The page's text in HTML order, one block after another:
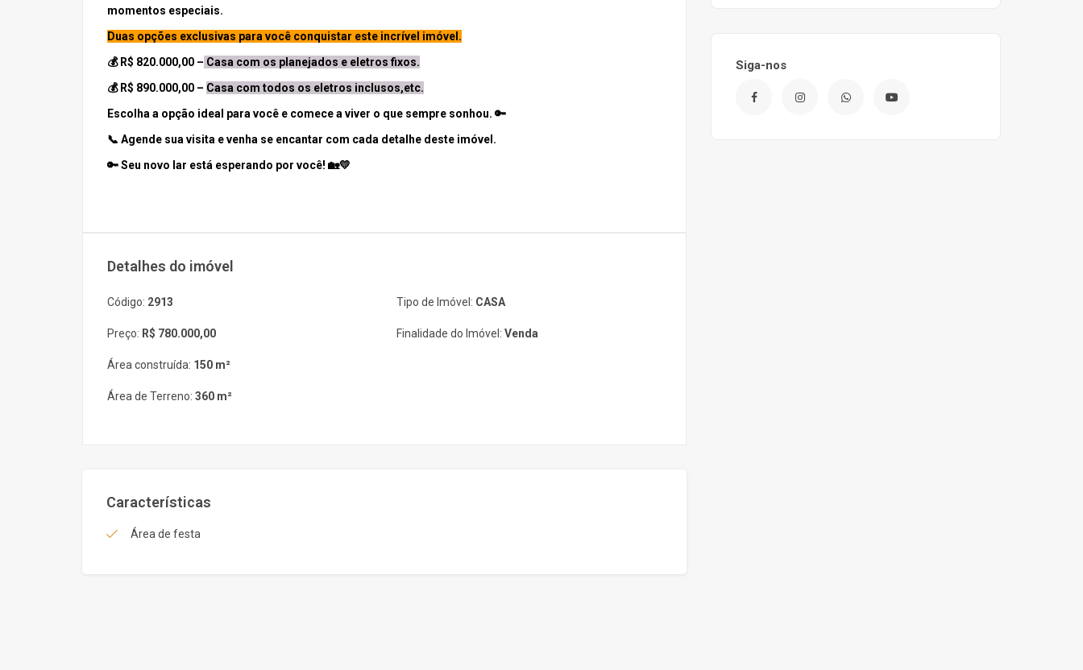
momentos especiais.
Duas opções exclusivas para você conquistar este incrível imóvel.
💰 R$ 820.000,00 – Casa com os planejados e eletros fixos.
💰 R$ 890.000,00 – Casa com todos os eletros inclusos,etc.
Escolha a opção ideal para você e comece a viver o que sempre sonhou. 🔑
📞 Agende sua visita e venha se encantar com cada detalhe deste imóvel.
🔑Seu novo lar está esperando por você! 🏡💛
Detalhes do imóvel
Código: 2913
Preço: R$ 780.000,00
Área construída: 150 m²
Área de Terreno: 360 m²
Tipo de Imóvel: CASA
Finalidade do Imóvel: Venda
Características
Área de festa
Siga-nos